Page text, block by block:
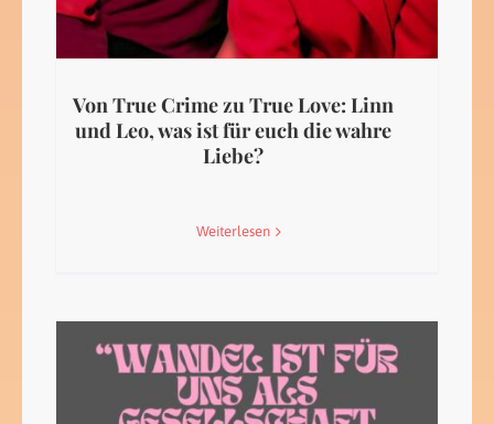
Von True Crime zu True Love: Linn
und Leo, was ist für euch die wahre
Liebe?
Weiterlesen